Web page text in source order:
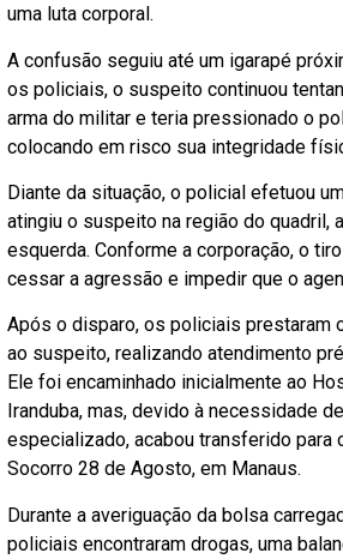
uma luta corporal.
A confusão seguiu até um igarapé
os policiais, o suspeito continuou
arma do militar e teria pressionado o
colocando em risco sua integridade
Diante da situação, o policial efetuou
atingiu o suspeito na região do quadril,
esquerda. Conforme a corporação, o
cessar a agressão e impedir que o
Após o disparo, os policiais prestaram
ao suspeito, realizando atendimento
Ele foi encaminhado inicialmente ao
Iranduba, mas, devido à necessidade
especializado, acabou transferido para
Socorro 28 de Agosto, em Manaus.
Durante a averiguação da bolsa
policiais encontraram drogas, uma